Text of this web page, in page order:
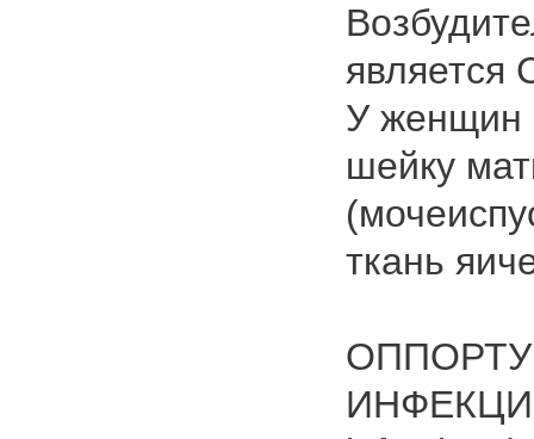
является
У женщин
шейку
ткань